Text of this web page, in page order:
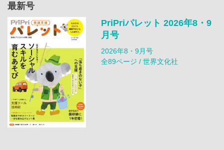
最新号
PriPriパレット 2026年8・9
月号
2026年8・9月号
全89ページ / 世界文化社